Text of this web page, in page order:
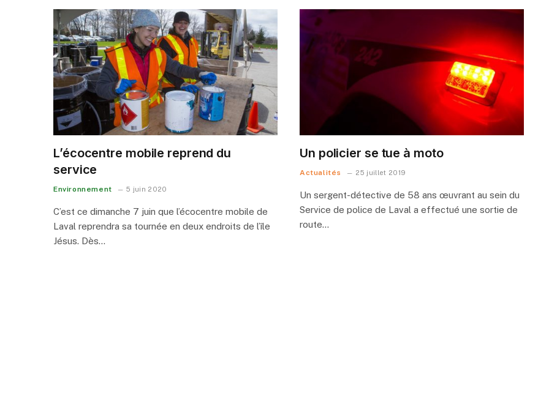
L’écocentre mobile reprend du
service
Environnement 5 juin 2020
C’est ce dimanche 7 juin que l’écocentre mobile de
Laval reprendra sa tournée en deux endroits de l’île
Jésus. Dès…
Un policier se tue à moto
Actualités 25 juillet 2019
Un sergent-détective de 58 ans œuvrant au sein du
Service de police de Laval a effectué une sortie de
route…